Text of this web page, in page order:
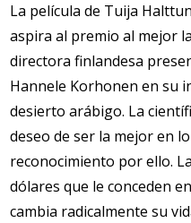
La película de Tuija
aspira al premio al mejor
directora finlandesa
Hannele Korhonen en su
desierto arábigo. La
deseo de ser la mejor en
reconocimiento por ello.
dólares que le conceden
cambia radicalmente su